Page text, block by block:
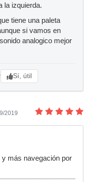
la izquierda.
tiene una paleta
si vamos en
analogico mejor
Sí, útil
2019
más navegación por